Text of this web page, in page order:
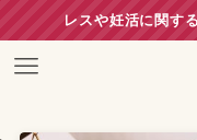
レスや妊活に関す